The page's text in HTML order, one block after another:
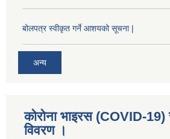
बोलपत्र स्वीकृत गर्ने आशयको सूचना |
अन्य
कोरोना भाइरस (COVID-19)
विवरण ।